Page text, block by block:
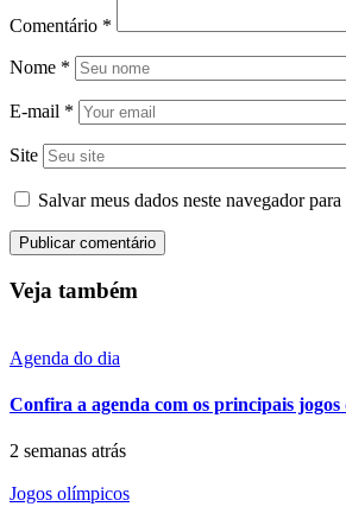
Comentário *
Nome *
E-mail *
Site
Salvar meus dados neste navegador
Veja também
Agenda do dia
Confira a agenda com os principais jogos
2 semanas atrás
Jogos olímpicos